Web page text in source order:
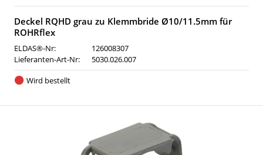
Deckel RQHD grau zu Klemmbride Ø10/11.5mm für
ROHRflex
ELDAS®-Nr:
126008307
Lieferanten-Art-Nr:
5030.026.007
Wird bestellt